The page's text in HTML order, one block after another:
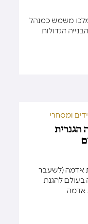
מלכו משמש כמנהל
הגדולות
ומסחרי
הגנרית
אדמה (לשעבר
בעולם להגנת
אדמה